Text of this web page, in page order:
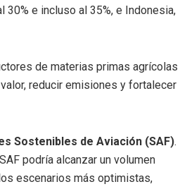
e incluso al 35%, e Indonesia,
de materias primas agrícolas
reducir emisiones y fortalecer
Sostenibles de Aviación (SAF).
podría alcanzar un volumen
escenarios más optimistas,